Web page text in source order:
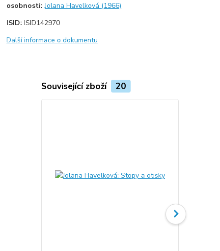
osobnosti:Jolana Havelková (1966)
ISID:ISID142970
Další informace o dokumentu
Související zboží 20